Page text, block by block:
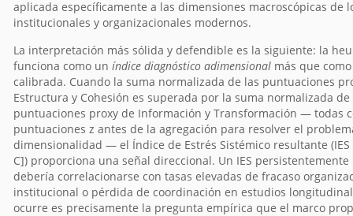
aplicada específicamente a las dimensiones macroscópicas de
institucionales y organizacionales modernos.
La interpretación más sólida y defendible es la siguiente: la
funciona como un índice diagnóstico adimensionalmás que
calibrada. Cuando la suma normalizada de las puntuaciones
Estructura y Cohesión es superada por la suma normalizada de
puntuaciones proxy de Información y Transformación — todas
puntuaciones z antes de la agregación para resolver el
dimensionalidad — el Índice de Estrés Sistémico resultante (IES
C]) proporciona una señal direccional. Un IES persistentemente
debería correlacionarse con tasas elevadas de fracaso
institucional o pérdida de coordinación en estudios
ocurre es precisamente la pregunta empírica que el marco